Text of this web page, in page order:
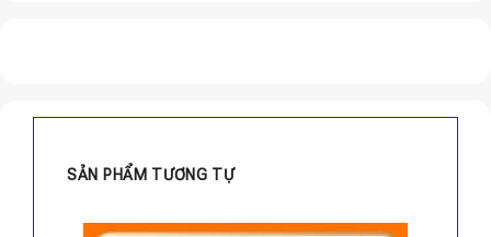
SẢN PHẨM TƯƠNG TỰ